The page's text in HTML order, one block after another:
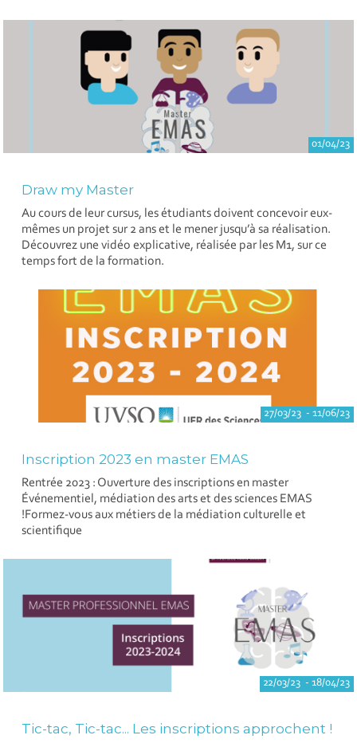
01/04/23
Draw my Master
Au cours de leur cursus, les étudiants doivent concevoir eux-
mêmes un projet sur 2 ans et le mener jusqu’à sa réalisation.
Découvrez une vidéo explicative, réalisée par les M1, sur ce
temps fort de la formation.
27/03/23 - 11/06/23
Inscription 2023 en master EMAS
Rentrée 2023 : Ouverture des inscriptions en master
Événementiel, médiation des arts et des sciences EMAS
!Formez-vous aux métiers de la médiation culturelle et
scientifique
22/03/23 - 18/04/23
Tic-tac, Tic-tac... Les inscriptions approchent !